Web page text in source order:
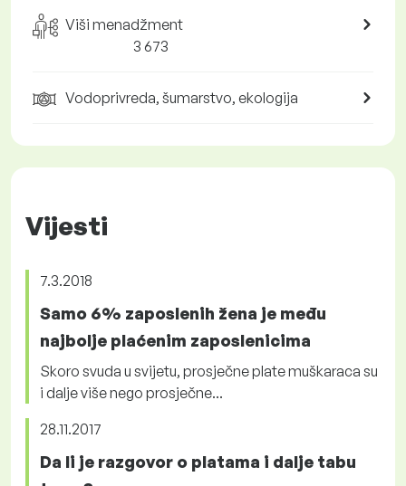
Viši menadžment
3 673
Vodoprivreda, šumarstvo, ekologija
Vijesti
7.3.2018
Samo 6% zaposlenih žena je među
najbolje plaćenim zaposlenicima
Skoro svuda u svijetu, prosječne plate muškaraca su
i dalje više nego prosječne...
28.11.2017
Da li je razgovor o platama i dalje tabu